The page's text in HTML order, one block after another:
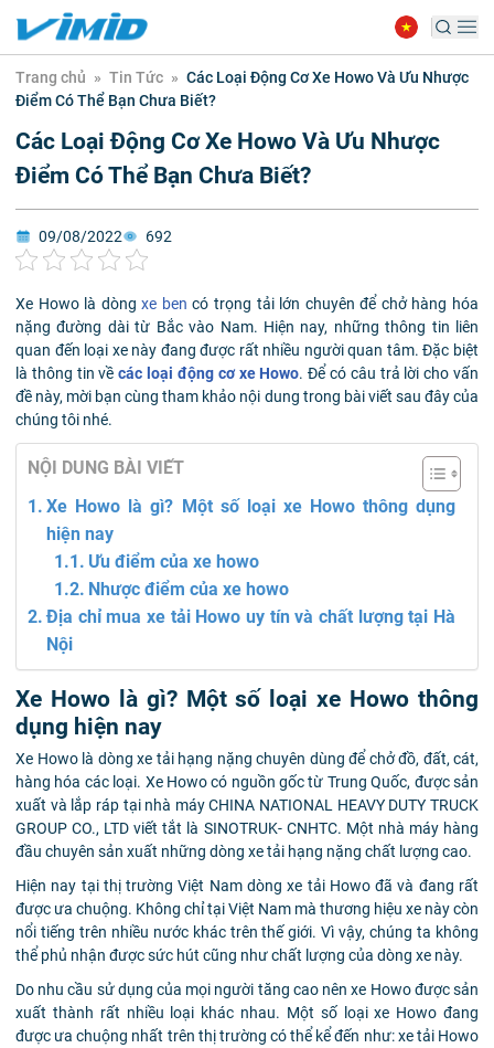
Trang chủ » Tin Tức » Các Loại Động Cơ Xe Howo Và Ưu Nhược
Điểm Có Thể Bạn Chưa Biết?
Các Loại Động Cơ Xe Howo Và Ưu Nhược
Điểm Có Thể Bạn Chưa Biết?
09/08/2022 692
Xe Howo là dòngxe ben có trọng tải lớn chuyên để chở hàng hóa
nặng đường dài từ Bắc vào Nam. Hiện nay, những thông tin liên
quan đến loại xe này đang được rất nhiều người quan tâm. Đặc biệt
là thông tin vềcác loại động cơ xe Howo. Để có câu trả lời cho vấn
đề này, mời bạn cùng tham khảo nội dung trong bài viết sau đây của
chúng tôi nhé.
NỘI DUNG BÀI VIẾT
Xe Howo là gì? Một số loại xe Howo thông dụng
hiện nay
Ưu điểm của xe howo
Nhược điểm của xe howo
Địa chỉ mua xe tải Howo uy tín và chất lượng tại Hà
Nội
Xe Howo là gì? Một số loại xe Howo thông
dụng hiện nay
Xe Howo là dòng xe tải hạng nặng chuyên dùng để chở đồ, đất, cát,
hàng hóa các loại. Xe Howo có nguồn gốc từ Trung Quốc, được sản
xuất và lắp ráp tại nhà máy CHINA NATIONAL HEAVY DUTY TRUCK
GROUP CO., LTD viết tắt là SINOTRUK- CNHTC. Một nhà máy hàng
đầu chuyên sản xuất những dòng xe tải hạng nặng chất lượng cao.
Hiện nay tại thị trường Việt Nam dòng xe tải Howo đã và đang rất
được ưa chuộng. Không chỉ tại Việt Nam mà thương hiệu xe này còn
nổi tiếng trên nhiều nước khác trên thế giới. Vì vậy, chúng ta không
thể phủ nhận được sức hút cũng như chất lượng của dòng xe này.
Do nhu cầu sử dụng của mọi người tăng cao nên xe Howo được sản
xuất thành rất nhiều loại khác nhau. Một số loại xe Howo đang
được ưa chuộng nhất trên thị trường có thể kể đến như: xe tải Howo